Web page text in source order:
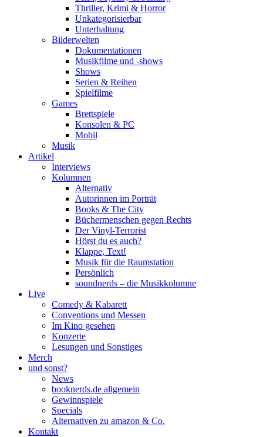
Thriller, Krimi & Horror
Unkategorisierbar
Unterhaltung
Bilderwelten
Dokumentationen
Musikfilme und -shows
Shows
Serien & Reihen
Spielfilme
Games
Brettspiele
Konsolen & PC
Mobil
Musik
Artikel
Interviews
Kolumnen
Alternativ
Autorinnen im Porträt
Books & The City
Büchermenschen gegen Rechts
Der Vinyl-Terrorist
Hörst du es auch?
Klappe, Text!
Musik für die Raumstation
Persönlich
soundnerds – die Musikkolumne
Live
Comedy & Kabarett
Conventions und Messen
Im Kino gesehen
Konzerte
Lesungen und Sonstiges
Merch
und sonst?
News
booknerds.de allgemein
Gewinnspiele
Specials
Alternativen zu amazon & Co.
Kontakt